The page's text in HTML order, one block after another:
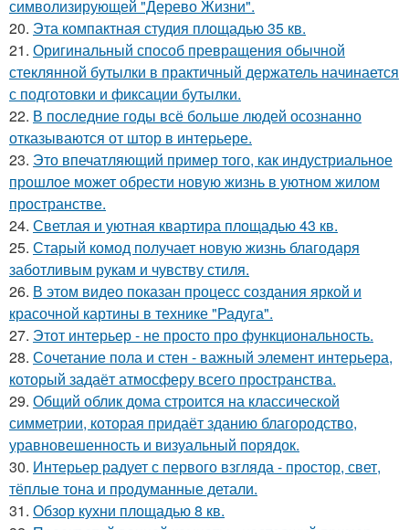
символизирующей "Дерево Жизни".
20. Эта компактная студия площадью 35 кв.
21. Оригинальный способ превращения обычной
стеклянной бутылки в практичный держатель начинается
с подготовки и фиксации бутылки.
22. В последние годы всё больше людей осознанно
отказываются от штор в интерьере.
23. Это впечатляющий пример того, как индустриальное
прошлое может обрести новую жизнь в уютном жилом
пространстве.
24. Светлая и уютная квартира площадью 43 кв.
25. Старый комод получает новую жизнь благодаря
заботливым рукам и чувству стиля.
26. В этом видео показан процесс создания яркой и
красочной картины в технике "Радуга".
27. Этот интерьер - не просто про функциональность.
28. Сочетание пола и стен - важный элемент интерьера,
который задаёт атмосферу всего пространства.
29. Общий облик дома строится на классической
симметрии, которая придаёт зданию благородство,
уравновешенность и визуальный порядок.
30. Интерьер радует с первого взгляда - простор, свет,
тёплые тона и продуманные детали.
31. Обзор кухни площадью 8 кв.